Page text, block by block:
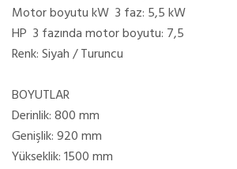
Motor boyutu kW 3 faz: 5,5 kW
HP 3 fazında motor boyutu: 7,5
Renk: Siyah / Turuncu
BOYUTLAR
Derinlik: 800 mm
Genişlik: 920 mm
Yükseklik: 1500 mm